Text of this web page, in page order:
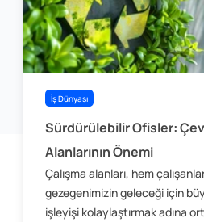
İş Dünyası
Sürdürülebilir Ofisler:
Alanlarının Önemi
Çalışma alanları, hem
gezegenimizin geleceği için
işleyişi kolaylaştırmak adına